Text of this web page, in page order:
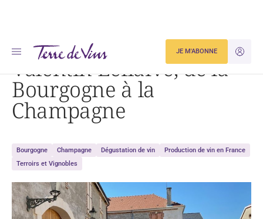
JE
JE M'ABONNE
Accueil Valentin Leflaive, de la Bourgogne à la Champagne
Valentin Leflaive, de la
Bourgogne à la
Champagne
Bourgogne Champagne Dégustation de vin
Production de vin en France
Terroirs et Vignobles